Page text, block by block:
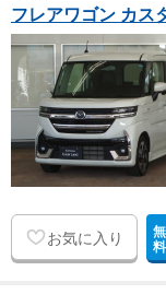
フレアワゴン カス
お気に入り 無
料